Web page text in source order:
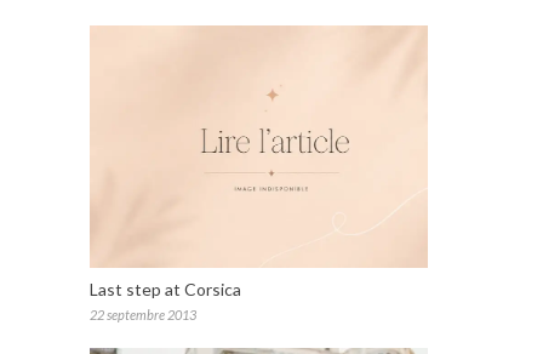
Last step at Corsica
22 septembre 2013